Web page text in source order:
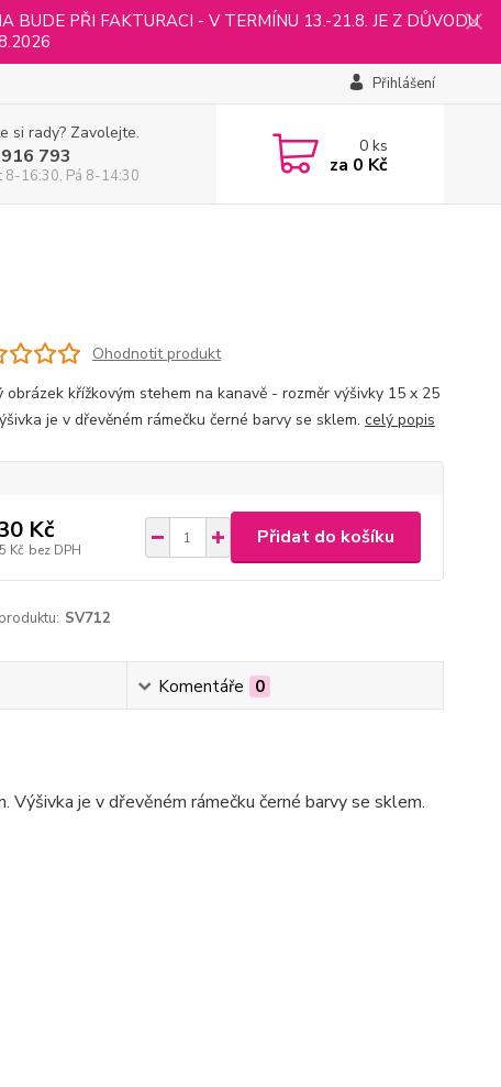
BUDE PŘI FAKTURACI - V TERMÍNU 13.-21.8. JE Z DŮVODU
Přihlášení
si rady? Zavolejte.
793
8-16:30, Pá 8-14:30
0ks
za 0 Kč
Ohodnotit produkt
obrázek křížkovým stehem na kanavě - rozměr výšivky 15 x 25
je v dřevěném rámečku černé barvy se sklem. celý popis
Kč
Kč bez DPH
Přidat do košíku
SV712
Komentáře 0
je v dřevěném rámečku černé barvy se sklem.